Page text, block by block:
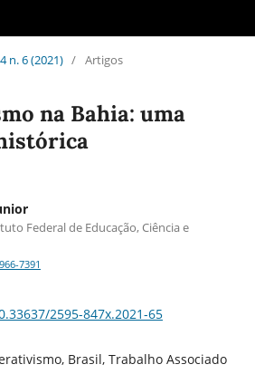
n. 6 (2021) / Artigos
na Bahia: uma
Federal de Educação, Ciência e
7391
2595-847x.2021-65
Brasil, Trabalho Associado